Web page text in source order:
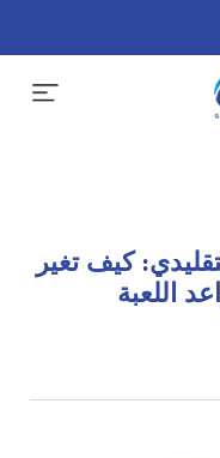
كيف تغير
اللعبة